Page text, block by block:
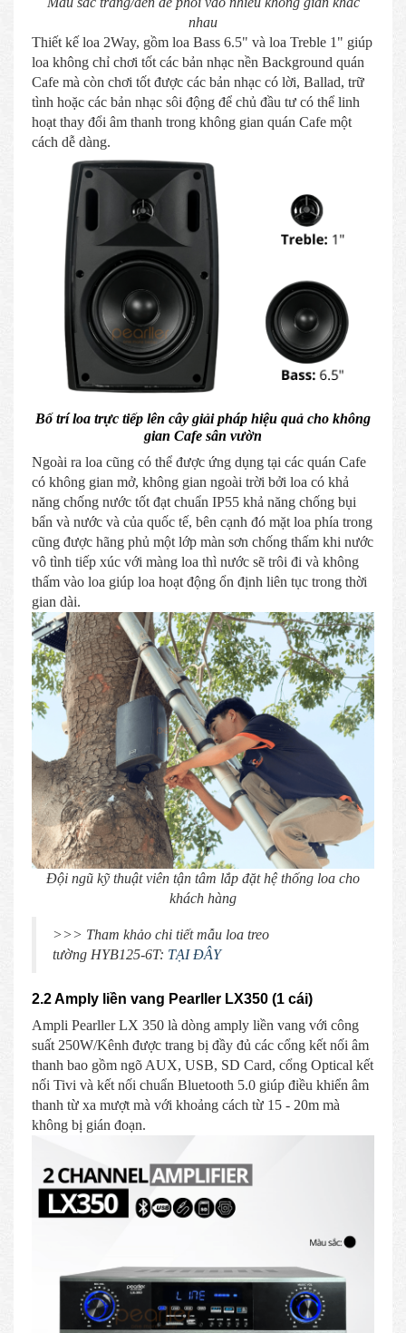
nhau
Thiết kế loa 2Way, gồm loa Bass 6.5" và loa Treble 1" giúp
loa không chỉ chơi tốt các bản nhạc nền Background quán
Cafe mà còn chơi tốt được các bản nhạc có lời, Ballad, trữ
tình hoặc các bản nhạc sôi động để chủ đầu tư có thể linh
hoạt thay đổi âm thanh trong không gian quán Cafe một
cách dễ dàng.
Bố trí loa trực tiếp lên cây giải pháp hiệu quả cho không
gian Cafe sân vườn
Ngoài ra loa cũng có thể được ứng dụng tại các quán Cafe
có không gian mở, không gian ngoài trời bởi loa có khả
năng chống nước tốt đạt chuẩn IP55 khả năng chống bụi
bẩn và nước và của quốc tế, bên cạnh đó mặt loa phía trong
cũng được hãng phủ một lớp màn sơn chống thấm khi nước
vô tình tiếp xúc với màng loa thì nước sẽ trôi đi và không
thấm vào loa giúp loa hoạt động ổn định liên tục trong thời
gian dài.
Đội ngũ kỹ thuật viên tận tâm lắp đặt hệ thống loa cho
khách hàng
>>> Tham khảo chi tiết mẫu loa treo
tường HYB125-6T: TẠI ĐÂY
2.2 Amply liền vang Pearller LX350 (1 cái)
Ampli Pearller LX 350 là dòng amply liền vang với công
suất 250W/Kênh được trang bị đầy đủ các cổng kết nối âm
thanh bao gồm ngõ AUX, USB, SD Card, cổng Optical kết
nối Tivi và kết nối chuẩn Bluetooth 5.0 giúp điều khiển âm
thanh từ xa mượt mà với khoảng cách từ 15 - 20m mà
không bị gián đoạn.